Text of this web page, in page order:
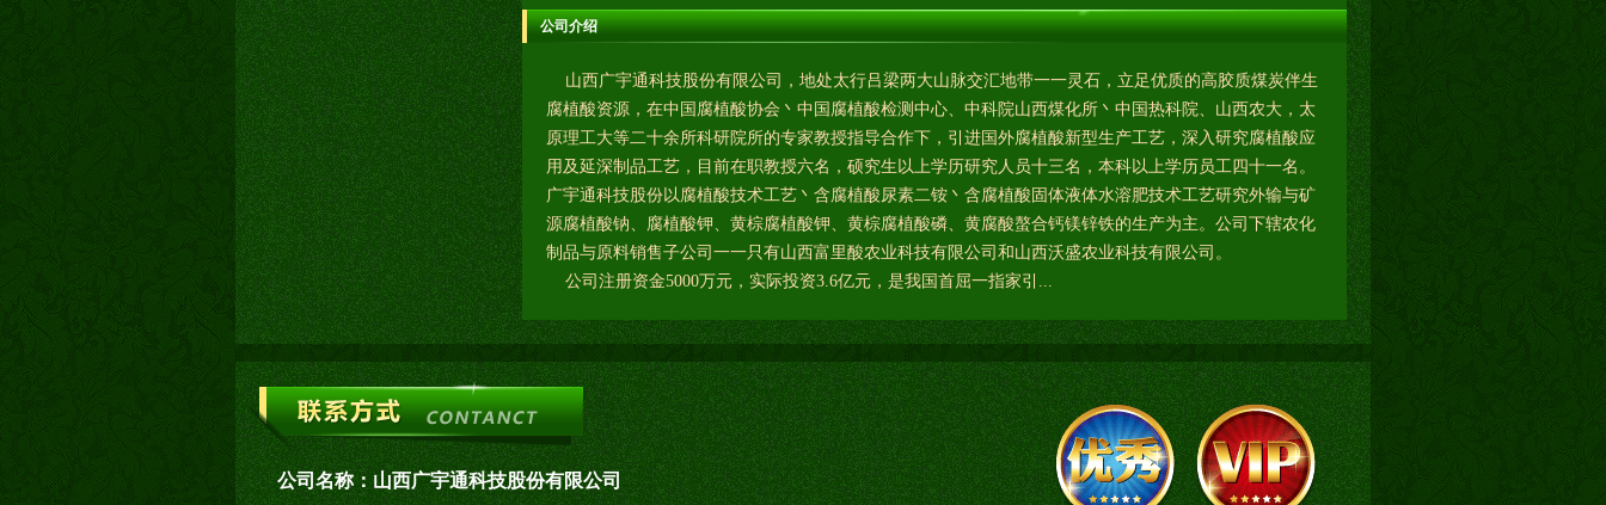
公司介绍
山西广宇通科技股份有限公司，地处太行吕梁两大山脉交汇地带一一灵石，立足优质的高胶质煤炭伴生
腐植酸资源，在中国腐植酸协会丶中国腐植酸检测中心、中科院山西煤化所丶中国热科院、山西农大，太
原理工大等二十余所科研院所的专家教授指导合作下，引进国外腐植酸新型生产工艺，深入研究腐植酸应
用及延深制品工艺，目前在职教授六名，硕究生以上学历研究人员十三名，本科以上学历员工四十一名。
广宇通科技股份以腐植酸技术工艺丶含腐植酸尿素二铵丶含腐植酸固体液体水溶肥技术工艺研究外输与矿
源腐植酸钠、腐植酸钾、黄棕腐植酸钾、黄棕腐植酸磷、黄腐酸螯合钙镁锌铁的生产为主。公司下辖农化
制品与原料销售子公司一一只有山西富里酸农业科技有限公司和山西沃盛农业科技有限公司。
公司注册资金5000万元，实际投资3.6亿元，是我国首屈一指家引...
公司名称：山西广宇通科技股份有限公司